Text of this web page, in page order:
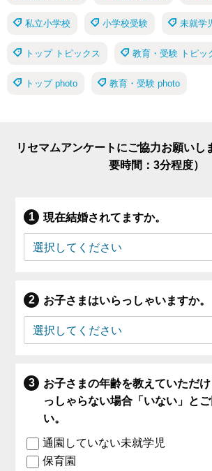
私立小学校 小学校受験 未就学
トップ トピックス 教育・受験 トピッ
トップ photo 教育・受験 photo
リセマムアンケートにご協力お願いし
要時間：3分程度）
現在結婚されてますか。
お子さまはいらっしゃいますか。
お子さまの年齢を教えていただ
っしゃらない場合「いない」と
い。
通園していない未就学児
保育園